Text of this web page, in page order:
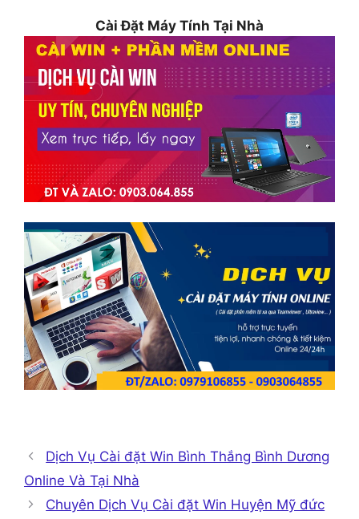
Cài Đặt Máy Tính Tại Nhà
Dịch Vụ Cài đặt Win Bình Thắng Bình Dương
Online Và Tại Nhà
Chuyên Dịch Vụ Cài đặt Win Huyện Mỹ đức